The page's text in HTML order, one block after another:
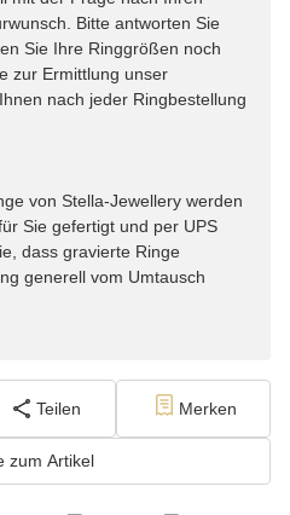
Bitte antworten Sie
Sie Ihre Ringgrößen noch
zur Ermittlung unser
nach jeder Ringbestellung
von Stella-Jewellery werden
Sie gefertigt und per UPS
dass gravierte Ringe
generell vom Umtausch
Teilen Merken
zum Artikel